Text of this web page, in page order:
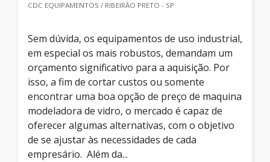
CDC EQUIPAMENTOS / RIBEIRÃO PRETO - SP
Sem dúvida, os equipamentos de uso industrial,
em especial os mais robustos, demandam um
orçamento significativo para a aquisição. Por
isso, a fim de cortar custos ou somente
encontrar uma boa opção de preço de maquina
modeladora de vidro, o mercado é capaz de
oferecer algumas alternativas, com o objetivo
de se ajustar às necessidades de cada
empresário. Além da...